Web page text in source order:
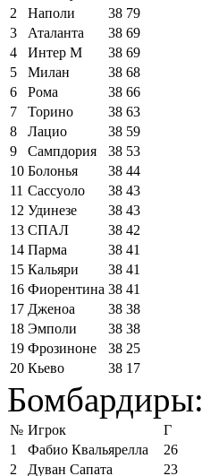
2
Наполи 38 79
3
Аталанта 38 69
4
Интер М 38 69
5
Милан 38 68
6
Рома 38 66
7
Торино 38 63
8
Лацио 38 59
9
Сампдория 38 53
10 Болонья 38 44
11 Сассуоло 38 43
12 Удинезе 38 43
13 СПАЛ 38 42
14 Парма 38 41
15 Кальяри 38 41
16 Фиорентина 38 41
17 Дженоа 38 38
18 Эмполи 38 38
19 Фрозиноне 38 25
20 Кьево 38 17
Бомбардиры:
№ Игрок
Г
1
Фабио Квальярелла
26
2
Дуван Сапата
23